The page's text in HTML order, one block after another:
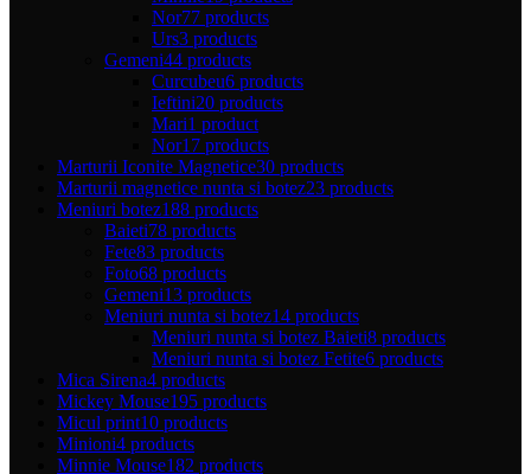
Nor77 products
Urs3 products
Gemeni44 products
Curcubeu6 products
Ieftini20 products
Mari1 product
Nor17 products
Marturii Iconite Magnetice30 products
Marturii magnetice nunta si botez23 products
Meniuri botez188 products
Baieti78 products
Fete83 products
Foto68 products
Gemeni13 products
Meniuri nunta si botez14 products
Meniuri nunta si botez Baieti8 products
Meniuri nunta si botez Fetite6 products
Mica Sirena4 products
Mickey Mouse195 products
Micul print10 products
Minioni4 products
Minnie Mouse182 products